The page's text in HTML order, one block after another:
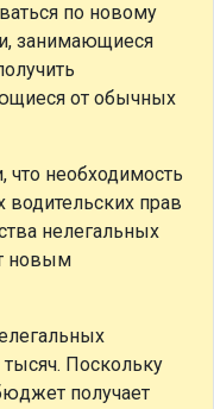
по новому
занимающиеся
от обычных
необходимость
прав
нелегальных
новым
Поскольку
получает